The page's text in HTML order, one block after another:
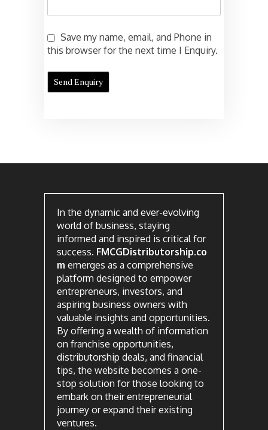
Save my name, email, and Phone in
this browser for the next time I Enquiry.
In the dynamic and ever-evolving
world of business, staying
informed and inspired is critical for
success. FMCGDistributorship.co
m emerges as a comprehensive
platform designed to empower
entrepreneurs, investors, and
aspiring business owners with
valuable insights and opportunities.
By offering a wealth of information
on franchise opportunities,
distributorship deals, and financial
tips, the website becomes a one-
stop solution for those looking to
embark on their entrepreneurial
journey or expand their existing
ventures.